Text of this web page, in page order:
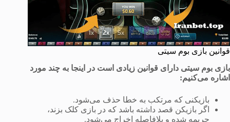
قوانین بازی بوم سیتی
بازی بوم سیتی دارای قوانین زیادی است در اینجا به چند مورد
اشاره می‌کنیم:
بازیکنی که مرتکب به خطا حذف می‌شود.
اگر بازیکن قصد داشته باشد که در بازی کلک بزند،
جریمه شده و بلافاصله اخراج می‌شود.